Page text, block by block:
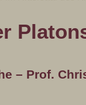
– Prof.